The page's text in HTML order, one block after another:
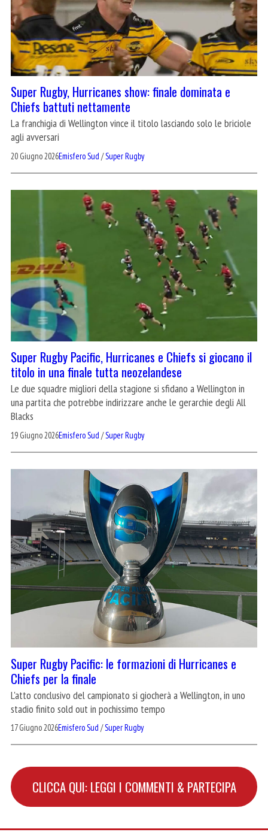
Super Rugby, Hurricanes show: finale dominata e
Chiefs battuti nettamente
La franchigia di Wellington vince il titolo lasciando solo le briciole
agli avversari
20 Giugno 2026Emisfero Sud /Super Rugby
Super Rugby Pacific, Hurricanes e Chiefs si giocano il
titolo in una finale tutta neozelandese
Le due squadre migliori della stagione si sfidano a Wellington in
una partita che potrebbe indirizzare anche le gerarchie degli All
Blacks
19 Giugno 2026Emisfero Sud /Super Rugby
Super Rugby Pacific: le formazioni di Hurricanes e
Chiefs per la finale
L'atto conclusivo del campionato si giocherà a Wellington, in uno
stadio finito sold out in pochissimo tempo
17 Giugno 2026Emisfero Sud /Super Rugby
CLICCA QUI: LEGGI I COMMENTI & PARTECIPA